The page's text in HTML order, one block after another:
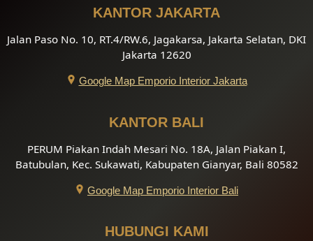
KANTOR JAKARTA
Jalan Paso No. 10, RT.4/RW.6, Jagakarsa, Jakarta Selatan, DKI
Jakarta 12620
Google Map Emporio Interior Jakarta
KANTOR BALI
PERUM Piakan Indah Mesari No. 18A, Jalan Piakan I,
Batubulan, Kec. Sukawati, Kabupaten Gianyar, Bali 80582
Google Map Emporio Interior Bali
HUBUNGI KAMI